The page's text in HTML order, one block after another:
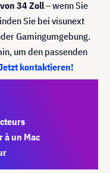
34 Zoll– wenn Sie
Sie bei visunext
Gamingumgebung.
um den passenden
kontaktieren!
à un Mac